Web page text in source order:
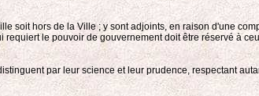
soit hors de la Ville ; y sont adjoints, en raison d'une
le pouvoir de gouvernement doit être réservé à
par leur science et leur prudence, respectant